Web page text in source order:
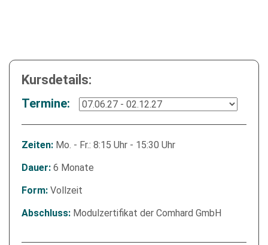
Kursdetails:
Termine:
Zeiten: Mo. - Fr.: 8:15 Uhr - 15:30 Uhr
Dauer: 6 Monate
Form: Vollzeit
Abschluss: Modulzertifikat der Comhard GmbH